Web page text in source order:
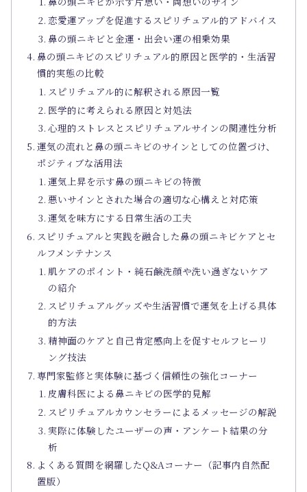
恋愛運アップを促進するスピリチュアル的アドバイス
鼻の頭ニキビと金運・出会い運の相乗効果
鼻の頭ニキビのスピリチュアル的原因と医学的・生活習
慣的実態の比較
スピリチュアル的に解釈される原因一覧
医学的に考えられる原因と対処法
心理的ストレスとスピリチュアルサインの関連性分析
運気の流れと鼻の頭ニキビのサインとしての位置づけ、
ポジティブな活用法
運気上昇を示す鼻の頭ニキビの特徴
悪いサインとされた場合の適切な心構えと対応策
運気を味方にする日常生活の工夫
スピリチュアルと実践を融合した鼻の頭ニキビケアとセ
ルフメンテナンス
肌ケアのポイント・純石鹸洗顔や洗い過ぎないケア
の紹介
スピリチュアルグッズや生活習慣で運気を上げる具体
的方法
精神面のケアと自己肯定感向上を促すセルフヒーリ
ング技法
専門家監修と実体験に基づく信頼性の強化コーナー
皮膚科医による鼻ニキビの医学的見解
スピリチュアルカウンセラーによるメッセージの解説
実際に体験したユーザーの声・アンケート結果の分
析
よくある質問を網羅したQ&Aコーナー（記事内自然配
置版）